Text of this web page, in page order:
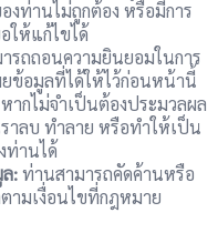
งท่านไม่ถูกต้อง หรือมีการ
ให้แก้ไขได้
รถถอนความยินยอมในการ
ยข้อมูลที่ได้ให้ไว้ก่อนหน้านี้
หากไม่จำเป็นต้องประมวลผล
าลบ ทำลาย หรือทำให้เป็น
ท่านได้
:ท่านสามารถคัดค้านหรือ
ามเงื่อนไขที่กฎหมาย